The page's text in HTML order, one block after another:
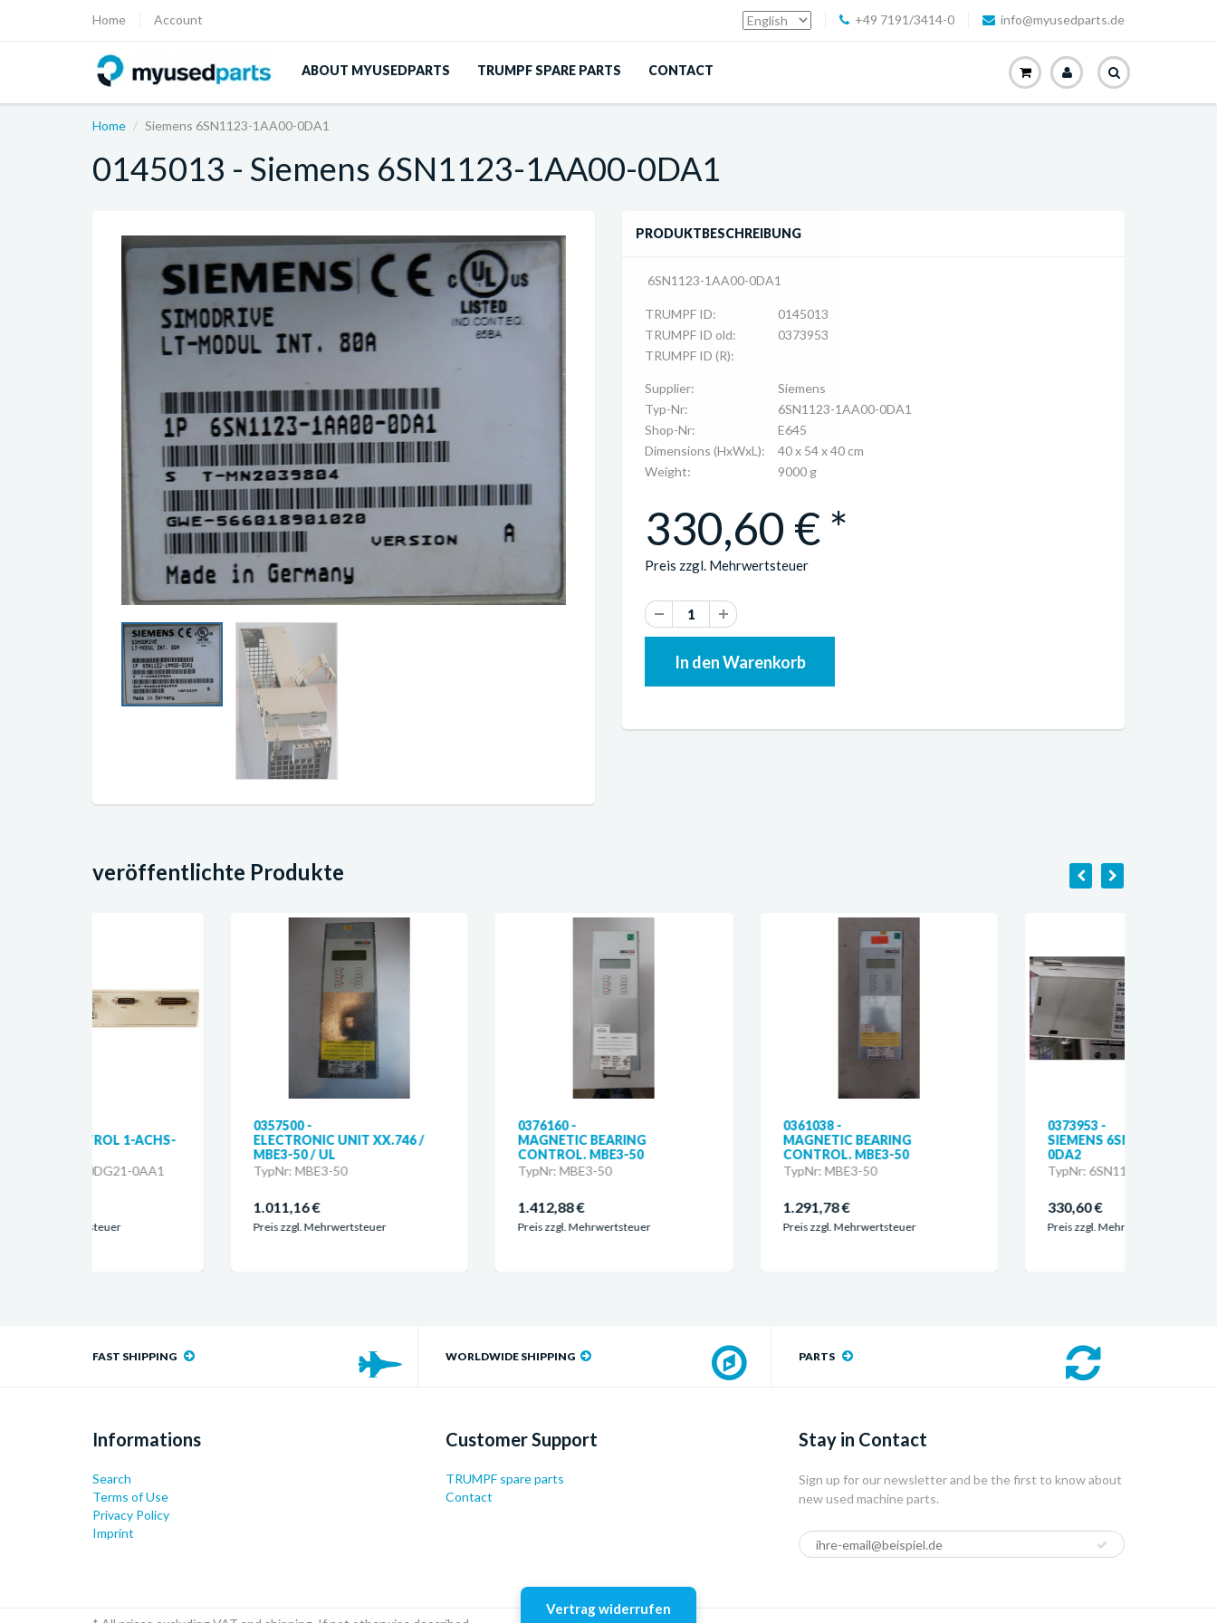
Home Account +49 7191/3414-0 info@myusedparts.de
ABOUT MYUSEDPARTS TRUMPF SPARE PARTS CONTACT
Home Siemens 6SN1123-1AA00-0DA1
0145013 - Siemens 6SN1123-1AA00-0DA1
PRODUKTBESCHREIBUNG
6SN1123-1AA00-0DA1
TRUMPF ID:
0145013
TRUMPF ID old:
0373953
TRUMPF ID (R):
Supplier:
Siemens
Typ-Nr:
6SN1123-1AA00-0DA1
Shop-Nr:
E645
Dimensions (HxWxL):
40 x 54 x 40 cm
Weight:
9000 g
330,60 € *
Preis zzgl. Mehrwertsteuer
veröffentlichte Produkte
ELECTRONIC UNIT XX.746 /
TypNr: MBE3-50
Preis zzgl. Mehrwertsteuer
MAGNETIC BEARING
Preis zzgl. Mehrwertsteuer Preis zzgl. Mehrwertsteuer
SIEMENS 6SN1123-1AA00-
TypNr: 6SN1123-1AA00-0DA2
Preis zzgl. Mehrwertsteuer
FAST SHIPPING WORLDWIDE SHIPPING PARTS
Informations
Search
Terms of Use
Privacy Policy
Imprint
Customer Support
TRUMPF spare parts
Contact
Stay in Contact
Sign up for our newsletter and be the first to know about
new used machine parts.
Vertrag widerrufen